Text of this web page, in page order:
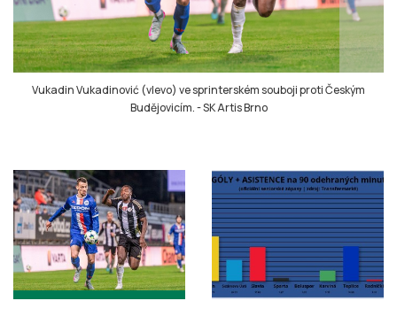
Vukadin Vukadinović (vlevo) ve sprinterském souboji proti Českým
Budějovicím.-SK Artis Brno